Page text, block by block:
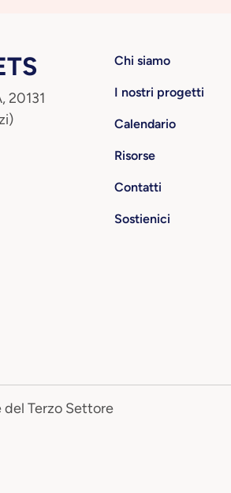
20131
Chi siamo
I nostri progetti
Calendario
Risorse
Contatti
Sostienici
del Terzo Settore